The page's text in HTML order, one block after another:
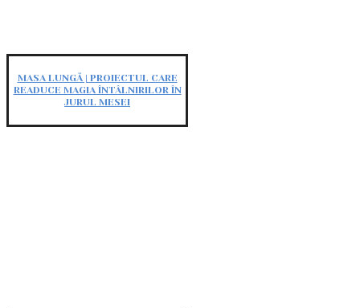
MASA LUNGĂ | PROIECTUL CARE
READUCE MAGIA ÎNTÂLNIRILOR ÎN
JURUL MESEI